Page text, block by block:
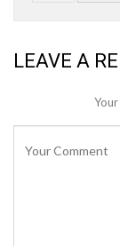
LEAVE A